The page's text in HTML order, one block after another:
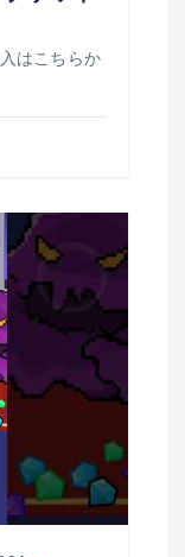
はこちらか